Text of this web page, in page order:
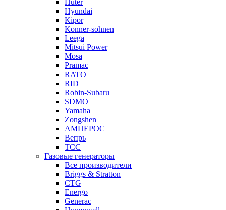
Huter
Hyundai
Kipor
Konner-sohnen
Leega
Mitsui Power
Mosa
Pramac
RATO
RID
Robin-Subaru
SDMO
Yamaha
Zongshen
АМПЕРОС
Вепрь
ТСС
Газовые генераторы
Все производители
Briggs & Stratton
CTG
Energo
Generac